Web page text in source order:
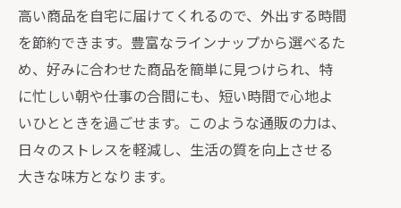
高い商品を自宅に届けてくれるので、外出する時間
を節約できます。豊富なラインナップから選べるた
め、好みに合わせた商品を簡単に見つけられ、特
に忙しい朝や仕事の合間にも、短い時間で心地よ
いひとときを過ごせます。このような通販の力は、
日々のストレスを軽減し、生活の質を向上させる
大きな味方となります。